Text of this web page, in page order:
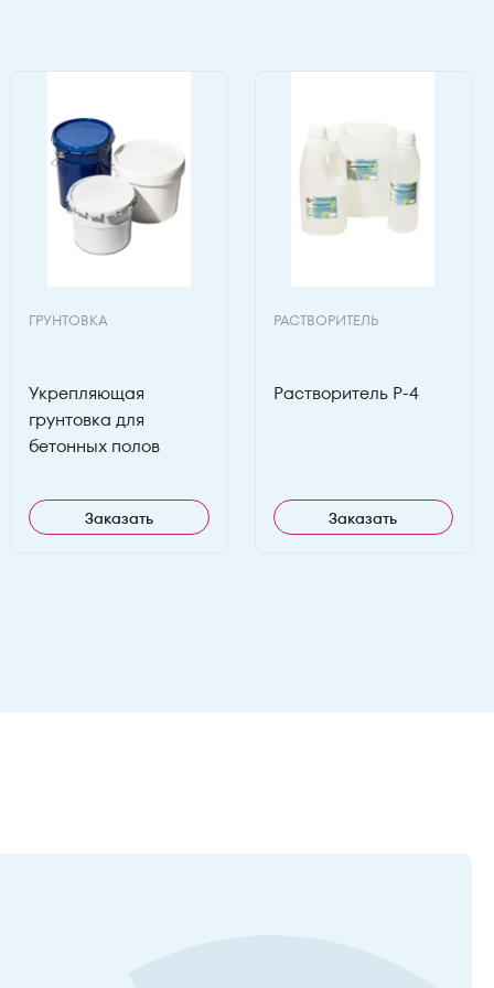
ГРУНТОВКА
Укрепляющая
грунтовка для
бетонных полов
Заказать
РАСТВОРИТЕЛЬ
Растворитель Р-4
Заказать